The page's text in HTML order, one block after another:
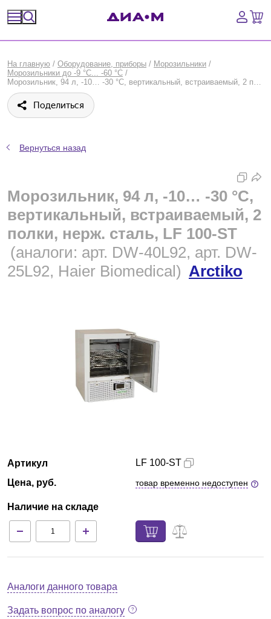
Оборудование, приборы
Расходные материалы, пластик, стекло
Библиотека
Сравнение
Технический сервис
На главную / Оборудование, приборы / Морозильники /
Морозильники до -9 °C... -60 °C /
Морозильник, 94 л, -10… -30 °C, вертикальный, встраиваемый, 2 полки, нерж. сталь, LF 100-ST, Arctiko
Поделиться
Вернуться назад
Морозильник, 94 л, -10… -30 °C,
вертикальный, встраиваемый, 2
полки, нерж. сталь, LF 100-ST
(аналоги: арт. DW-40L92, арт. DW-
25L92, Haier Biomedical) Arctiko
Артикул
Цена, руб.
Наличие на складе
LF 100-ST
товар временно недоступен
Аналоги данного товара
Задать вопрос по аналогу